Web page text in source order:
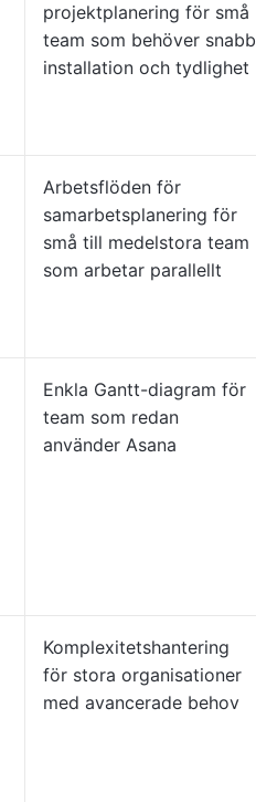
projektplanering för små
team som behöver snabb
installation och tydlighet
Arbetsflöden för
samarbetsplanering för
små till medelstora team
som arbetar parallellt
Enkla Gantt-diagram för
team som redan
använder Asana
Komplexitetshantering
för stora organisationer
med avancerade behov